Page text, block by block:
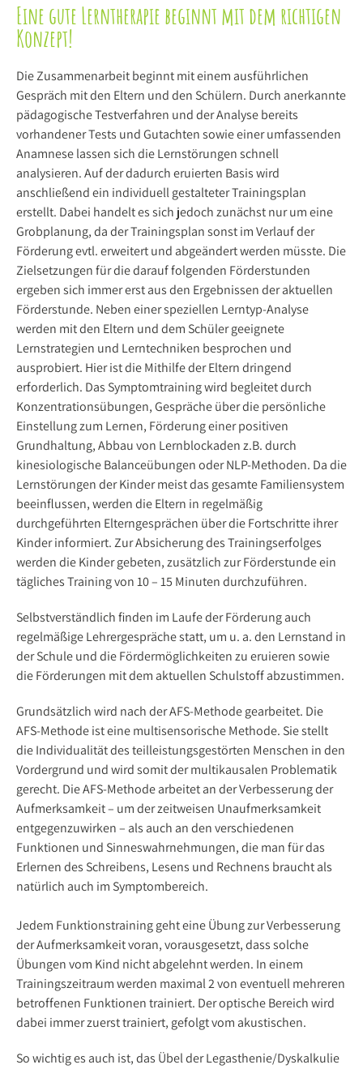
Eine gute Lerntherapie beginnt mit dem richtigen
Konzept!
Die Zusammenarbeit beginnt mit einem ausführlichen
Gespräch mit den Eltern und den Schülern. Durch anerkannte
pädagogische Testverfahren und der Analyse bereits
vorhandener Tests und Gutachten sowie einer umfassenden
Anamnese lassen sich die Lernstörungen schnell
analysieren. Auf der dadurch eruierten Basis wird
anschließend ein individuell gestalteter Trainingsplan
erstellt. Dabei handelt es sich jedoch zunächst nur um eine
Grobplanung, da der Trainingsplan sonst im Verlauf der
Förderung evtl. erweitert und abgeändert werden müsste. Die
Zielsetzungen für die darauf folgenden Förderstunden
ergeben sich immer erst aus den Ergebnissen der aktuellen
Förderstunde. Neben einer speziellen Lerntyp-Analyse
werden mit den Eltern und dem Schüler geeignete
Lernstrategien und Lerntechniken besprochen und
ausprobiert. Hier ist die Mithilfe der Eltern dringend
erforderlich. Das Symptomtraining wird begleitet durch
Konzentrationsübungen, Gespräche über die persönliche
Einstellung zum Lernen, Förderung einer positiven
Grundhaltung, Abbau von Lernblockaden z.B. durch
kinesiologische Balanceübungen oder NLP-Methoden. Da die
Lernstörungen der Kinder meist das gesamte Familiensystem
beeinflussen, werden die Eltern in regelmäßig
durchgeführten Elterngesprächen über die Fortschritte ihrer
Kinder informiert. Zur Absicherung des Trainingserfolges
werden die Kinder gebeten, zusätzlich zur Förderstunde ein
tägliches Training von 10 – 15 Minuten durchzuführen.
Selbstverständlich finden im Laufe der Förderung auch
regelmäßige Lehrergespräche statt, um u. a. den Lernstand in
der Schule und die Fördermöglichkeiten zu eruieren sowie
die Förderungen mit dem aktuellen Schulstoff abzustimmen.
Grundsätzlich wird nach der AFS-Methode gearbeitet. Die
AFS-Methode ist eine multisensorische Methode. Sie stellt
die Individualität des teilleistungsgestörten Menschen in den
Vordergrund und wird somit der multikausalen Problematik
gerecht. Die AFS-Methode arbeitet an der Verbesserung der
Aufmerksamkeit – um der zeitweisen Unaufmerksamkeit
entgegenzuwirken – als auch an den verschiedenen
Funktionen und Sinneswahrnehmungen, die man für das
Erlernen des Schreibens, Lesens und Rechnens braucht als
natürlich auch im Symptombereich.
Jedem Funktionstraining geht eine Übung zur Verbesserung
der Aufmerksamkeit voran, vorausgesetzt, dass solche
Übungen vom Kind nicht abgelehnt werden. In einem
Trainingszeitraum werden maximal 2 von eventuell mehreren
betroffenen Funktionen trainiert. Der optische Bereich wird
dabei immer zuerst trainiert, gefolgt vom akustischen.
So wichtig es auch ist, das Übel der Legasthenie/Dyskalkulie